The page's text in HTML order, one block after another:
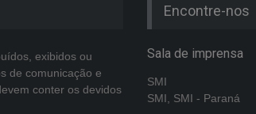
exibidos ou
de comunicação e
conter os devidos
Encontre-nos
Sala de imprensa
SMI
SMI, SMI - Paraná